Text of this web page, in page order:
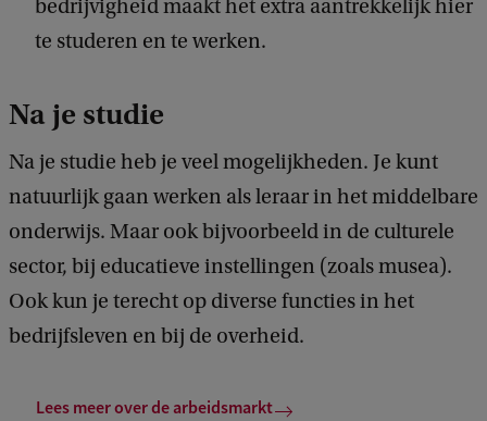
bedrijvigheid maakt het extra aantrekkelijk hier
te studeren en te werken.
Na je studie
Na je studie heb je veel mogelijkheden. Je kunt
natuurlijk gaan werken als leraar in het middelbare
onderwijs. Maar ook bijvoorbeeld in de culturele
sector, bij educatieve instellingen (zoals musea).
Ook kun je terecht op diverse functies in het
bedrijfsleven en bij de overheid.
Lees meer over de arbeidsmarkt